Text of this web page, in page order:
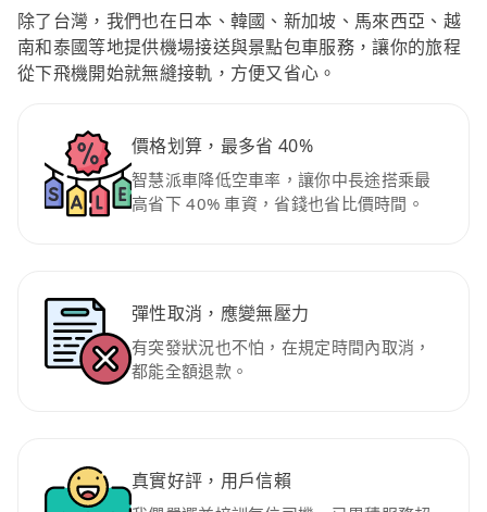
除了台灣，我們也在日本、韓國、新加坡、馬來西亞、越
南和泰國等地提供機場接送與景點包車服務，讓你的旅程
從下飛機開始就無縫接軌，方便又省心。
價格划算，最多省 40%
智慧派車降低空車率，讓你中長途搭乘最
高省下 40% 車資，省錢也省比價時間。
彈性取消，應變無壓力
有突發狀況也不怕，在規定時間內取消，
都能全額退款。
真實好評，用戶信賴